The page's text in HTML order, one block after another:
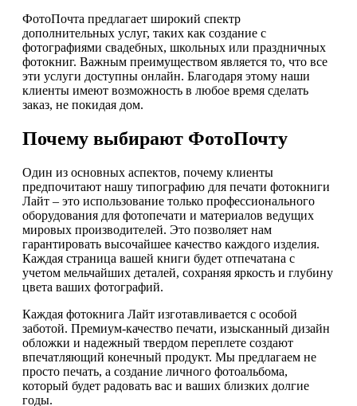
ФотоПочта предлагает широкий спектр
дополнительных услуг, таких как создание с
фотографиями свадебных, школьных или праздничных
фотокниг. Важным преимуществом является то, что все
эти услуги доступны онлайн. Благодаря этому наши
клиенты имеют возможность в любое время сделать
заказ, не покидая дом.
Почему выбирают ФотоПочту
Один из основных аспектов, почему клиенты
предпочитают нашу типографию для печати фотокниги
Лайт – это использование только профессионального
оборудования для фотопечати и материалов ведущих
мировых производителей. Это позволяет нам
гарантировать высочайшее качество каждого изделия.
Каждая страница вашей книги будет отпечатана с
учетом мельчайших деталей, сохраняя яркость и глубину
цвета ваших фотографий.
Каждая фотокнига Лайт изготавливается с особой
заботой. Премиум-качество печати, изысканный дизайн
обложки и надежный твердом переплете создают
впечатляющий конечный продукт. Мы предлагаем не
просто печать, а создание личного фотоальбома,
который будет радовать вас и ваших близких долгие
годы.